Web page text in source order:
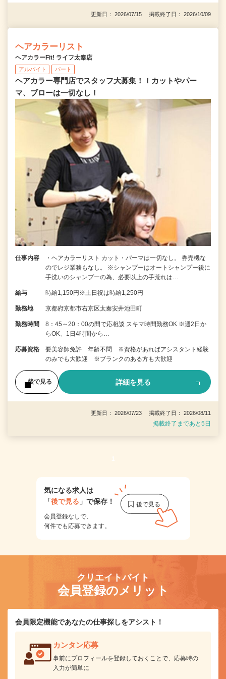
更新日： 2026/07/15 掲載終了日： 2026/10/09
ヘアカラーリスト
ヘアカラーFit! ライフ太秦店
アルバイト パート
ヘアカラー専門店でスタッフ大募集！！カットやパー
マ、ブローは一切なし！
仕事内容
・ヘアカラーリスト カット・パーマは一切なし。 券売機な
のでレジ業務もなし。 ※シャンプーはオートシャンプー後に
手洗いのシャンプーの為、必要以上の手荒れは…
給与 時給1,150円※土日祝は時給1,250円
勤務地 京都府京都市右京区太秦安井池田町
勤務時間
8：45～20：00の間で応相談 スキマ時間勤務OK ※週2日か
らOK、1日4時間から…
応募資格
要美容師免許 年齢不問 ※資格があればアシスタント経験
のみでも大歓迎 ※ブランクのある方も大歓迎
後で見る 詳細を見る
更新日： 2026/07/23 掲載終了日： 2026/08/11
掲載終了まであと5日
1
気になる求人は
「後で見る 」で保存！
会員登録なしで、
何件でも応募できます。
クリエイトバイト
会員登録のメリット
会員限定機能であなたの仕事探しをアシスト！
カンタン応募
事前にプロフィールを登録しておくことで、応募時の
入力が簡単に